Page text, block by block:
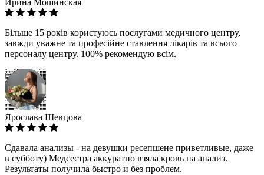
Ирина Мошинская
Більше 15 років користуюсь послугами медичного центру,
завжди уважне та професійне ставлення лікарів та всього
персоналу центру. 100% рекомендую всім.
Ярослава Шевцова
Сдавала анализы - на девушки ресепшене приветливые, даже
в субботу) Медсестра аккуратно взяла кровь на анализ.
Результаты получила быстро и без проблем.